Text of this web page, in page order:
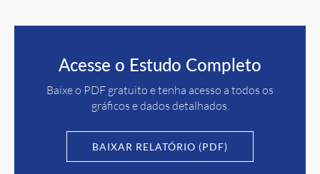
Acesse o Estudo Completo
Baixe o PDF gratuito e tenha acesso a todos os
gráficos e dados detalhados.
BAIXAR RELATÓRIO (PDF)